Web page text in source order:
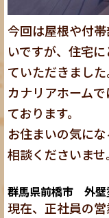
今回は屋根や付
いですが、住宅
ていただきました
カナリアホーム
ております。
お住まいの気に
相談くださいませ。
群馬県前橋市 外壁
現在、正社員の